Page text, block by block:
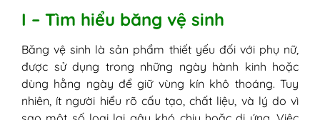
6. Cơ địa nhạy cảm với một số
IV - Triệu chứng dị ứng băng vệ sinh
1. Ngứa vùng kín
2. Đỏ da hoặc mẩn đỏ quanh vùng
tiếp xúc
I – Tìm hiểu băng vệ sinh
Băng vệ sinh là sản phẩm thiết yếu đối với phụ nữ,
được sử dụng trong những ngày hành kinh hoặc
dùng hằng ngày để giữ vùng kín khô thoáng. Tuy
nhiên, ít người hiểu rõ cấu tạo, chất liệu, và lý do vì